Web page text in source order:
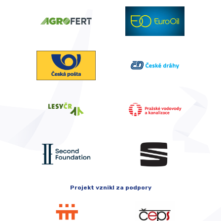
Projekt vznikl za podpory